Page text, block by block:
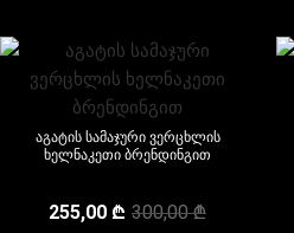
აგატის სამაჯური ვერცხლის
ხელნაკეთი ბრენდინგით
300,00₾
255,00 ₾